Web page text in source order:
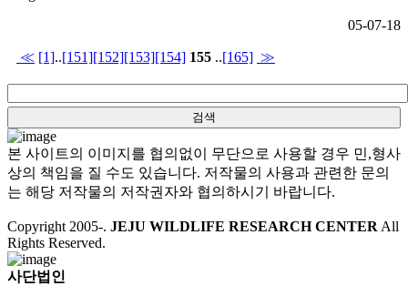
05-07-18
≪ [1]..[151][152][153][154] 155 ..[165] ≫
본 사이트의 이미지를 협의없이 무단으로 사용할 경우 민,형사
상의 책임을 질 수도 있습니다. 저작물의 사용과 관련한 문의
는 해당 저작물의 저작권자와 협의하시기 바랍니다.
Copyright 2005-. JEJU WILDLIFE RESEARCH CENTER All
Rights Reserved.
사단법인